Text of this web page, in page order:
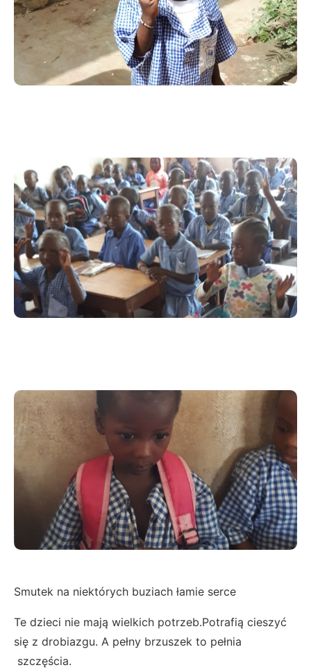
Smutek na niektórych buziach łamie serce
Te dzieci nie mają wielkich potrzeb.Potrafią cieszyć
się z drobiazgu. A pełny brzuszek to pełnia
szczęścia.